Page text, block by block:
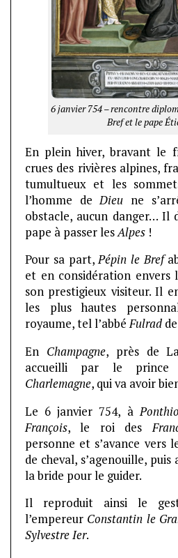
6 janvier 754 – rencontre
Bref et le pape
En plein hiver, bravant le
crues des rivières alpines,
tumultueux et les
l’homme deDieu ne
obstacle, aucun danger… Il
pape à passer lesAlpes !
Pour sa part,Pépin le Bref
et en considération envers
son prestigieux visiteur. Il
les plus hautes
royaume, tel l’abbéFulrad de
En Champagne, près de
accueilli par le prince
Charlemagne, qui va avoir
Le 6 janvier 754, à
François, le roi des
personne et s’avance vers
de cheval, s’agenouille,
la bride pour le guider.
Il reproduit ainsi le
l’empereur Constantin le
Sylvestre Ier.